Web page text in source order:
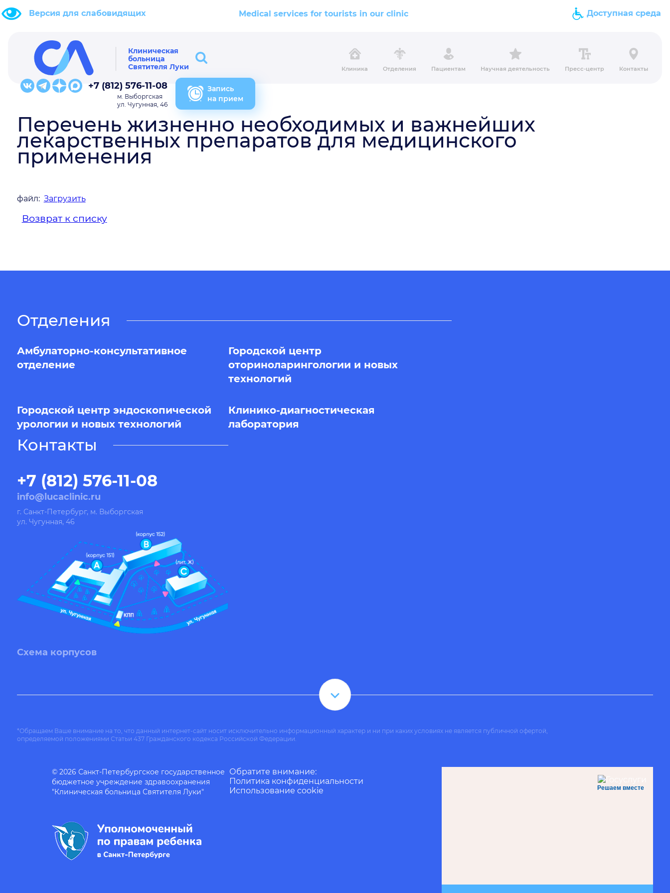
Версия для слабовидящих Medical services for tourists in our clinic Доступная среда
Клиническая
больница
Святителя Луки
Клиника Отделения Пациентам Научная деятельность Пресс-центр Контакты
+7 (812) 576-11-08
м. Выборгская
ул. Чугунная, 46
Запись
на прием
Перечень жизненно необходимых и важнейших
лекарственных препаратов для медицинского
применения
файл: Загрузить
Возврат к списку
Отделения
Амбулаторно-консультативное
отделение
Городской центр
оториноларингологии и новых
технологий
Городской центр эндоскопической
урологии и новых технологий
Клинико-диагностическая
лаборатория
Контакты
+7 (812) 576-11-08
info@lucaclinic.ru
г. Санкт-Петербург, м. Выборгская
ул. Чугунная, 46
Схема корпусов
*Обращаем Ваше внимание на то, что данный интернет-сайт носит исключительно информационный характер и ни при каких условиях не является публичной офертой,
определяемой положениями Статьи 437 Гражданского кодекса Российской Федерации.
© 2026 Санкт-Петербургское государственное
бюджетное учреждение здравоохранения
"Клиническая больница Святителя Луки"
Обратите внимание:
Политика конфиденциальности
Использование cookie
Решаем вместе